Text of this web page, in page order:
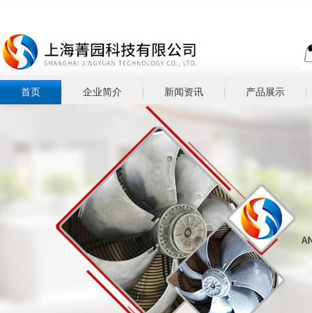
首页 企业简介 新闻资讯 产品展示